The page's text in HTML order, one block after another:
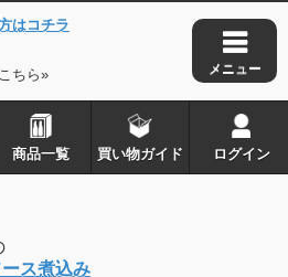
はコチラ
ちら»
商品一覧 買い物ガイド ログイン
ス煮込み